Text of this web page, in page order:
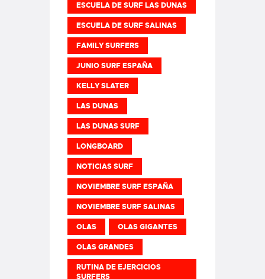
ESCUELA DE SURF LAS DUNAS
ESCUELA DE SURF SALINAS
FAMILY SURFERS
JUNIO SURF ESPAÑA
KELLY SLATER
LAS DUNAS
LAS DUNAS SURF
LONGBOARD
NOTICIAS SURF
NOVIEMBRE SURF ESPAÑA
NOVIEMBRE SURF SALINAS
OLAS OLAS GIGANTES
OLAS GRANDES
RUTINA DE EJERCICIOS
SURFERS